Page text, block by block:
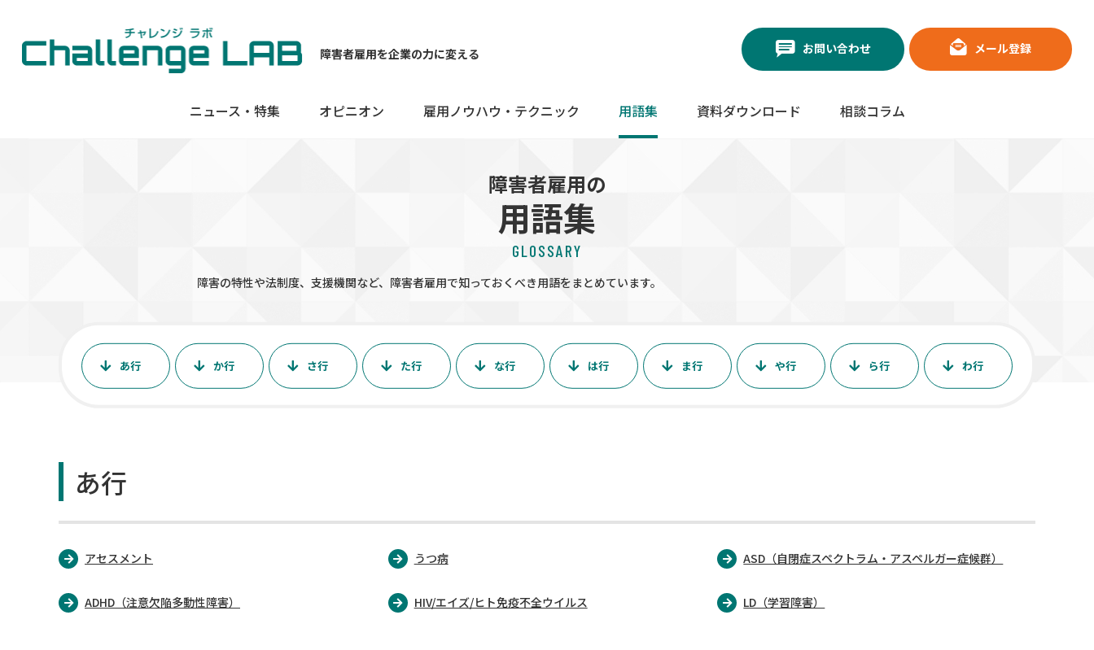
障害者雇用を企業の力に変える
ニュース・特集 オピニオン 雇用ノウハウ・テクニック 用語集 資料ダウンロード 相談コラム
お問い合わせ メール登録
障害者雇用の
用語集
GLOSSARY
障害の特性や法制度、支援機関など、障害者雇用で知っておくべき用語をまとめています。
あ行 か行 さ行 た行 な行 は行 ま行 や行 ら行 わ行
あ行
アセスメント うつ病 ASD（自閉症スペクトラム・アスペルガー症候群）
ADHD（注意欠陥多動性障害） HIV/エイズ/ヒト免疫不全ウイルス LD（学習障害）